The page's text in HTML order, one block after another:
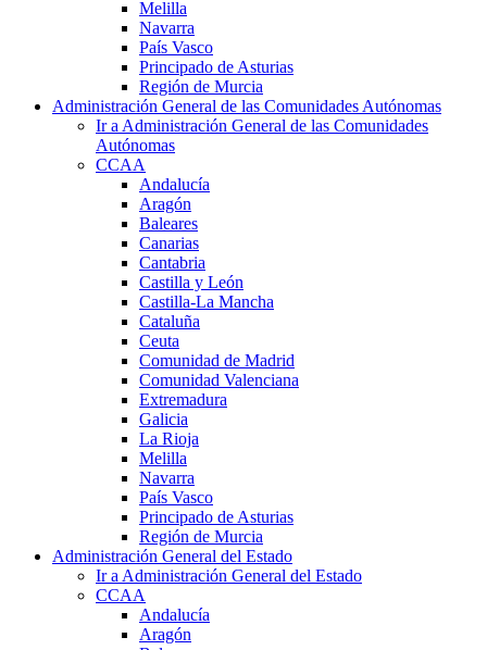
Melilla
Navarra
País Vasco
Principado de Asturias
Región de Murcia
Administración General de las Comunidades Autónomas
Ir a Administración General de las Comunidades
Autónomas
CCAA
Andalucía
Aragón
Baleares
Canarias
Cantabria
Castilla y León
Castilla-La Mancha
Cataluña
Ceuta
Comunidad de Madrid
Comunidad Valenciana
Extremadura
Galicia
La Rioja
Melilla
Navarra
País Vasco
Principado de Asturias
Región de Murcia
Administración General del Estado
Ir a Administración General del Estado
CCAA
Andalucía
Aragón